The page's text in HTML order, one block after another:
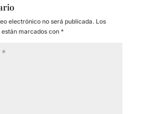
electrónico no será publicada. Los
marcados con *